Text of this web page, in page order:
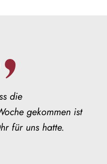
die
gekommen ist
für uns hatte.